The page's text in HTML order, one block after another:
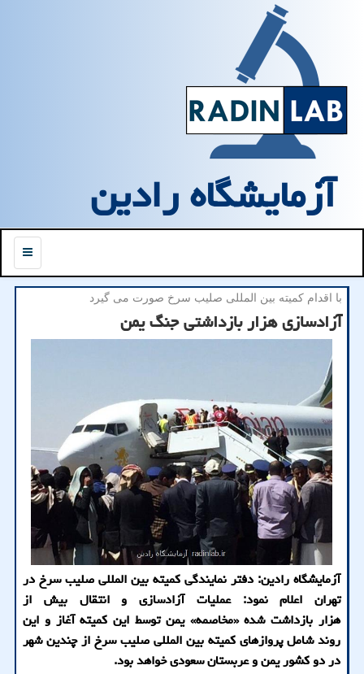
آزمایشگاه رادین
منو
با اقدام كمیته بین المللی صلیب سرخ صورت می گیرد
آزادسازی هزار بازداشتی جنگ یمن
آزمایشگاه رادین: دفتر نمایندگی كمیته بین المللی صلیب سرخ در
تهران اعلام نمود: عملیات آزادسازی و انتقال بیش از
هزار بازداشت شده «مخاصمه» یمن توسط این كمیته آغاز و این
روند شامل پروازهای كمیته بین المللی صلیب سرخ از چندین شهر
در دو كشور یمن و عربستان سعودی خواهد بود.